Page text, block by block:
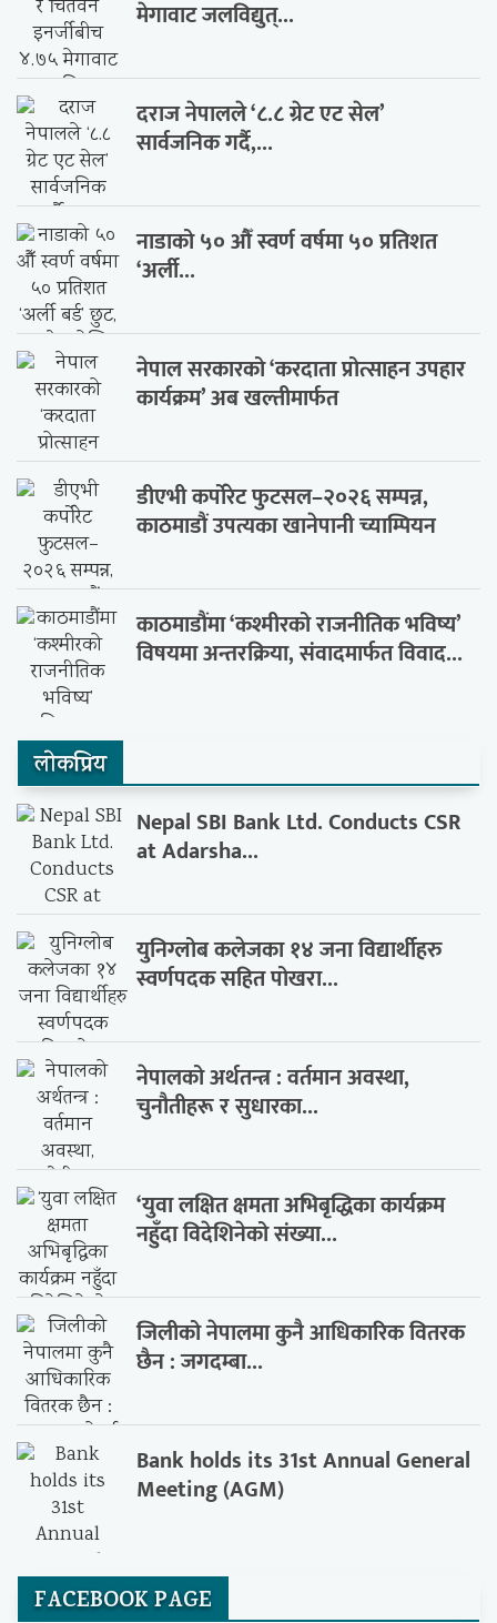
मेगावाट जलविद्युत्...
दराज नेपालले ‘८.८ ग्रेट एट सेल’
सार्वजनिक गर्दै,...
नाडाको ५० औँ स्वर्ण वर्षमा ५० प्रतिशत
‘अर्ली...
नेपाल सरकारको ‘करदाता प्रोत्साहन उपहार
कार्यक्रम’ अब खल्तीमार्फत
डीएभी कर्पोरेट फुटसल–२०२६ सम्पन्न,
काठमाडौं उपत्यका खानेपानी च्याम्पियन
काठमाडौंमा ‘कश्मीरको राजनीतिक भविष्य’
विषयमा अन्तरक्रिया, संवादमार्फत विवाद...
लाेकप्रिय
Nepal SBI Bank Ltd. Conducts CSR
at Adarsha...
युनिग्लोब कलेजका १४ जना विद्यार्थीहरु
स्वर्णपदक सहित पोखरा...
नेपालको अर्थतन्त्र : वर्तमान अवस्था,
चुनौतीहरू र सुधारका...
‘युवा लक्षित क्षमता अभिबृद्धिका कार्यक्रम
नहुँदा विदेशिनेको संख्या...
जिलीको नेपालमा कुनै आधिकारिक वितरक
छैन : जगदम्बा...
Bank holds its 31st Annual General
Meeting (AGM)
FACEBOOK PAGE